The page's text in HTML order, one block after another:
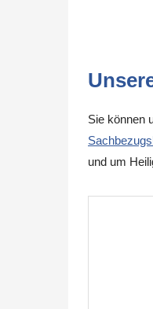
Sie können
und um